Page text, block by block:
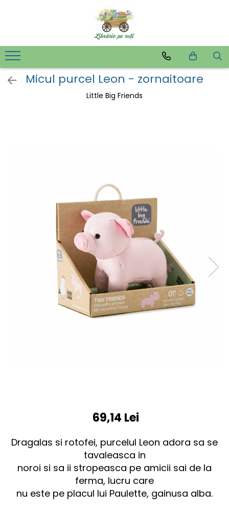
Micul purcel Leon - zornaitoare
Little Big Friends
69,14 Lei
Dragalas si rotofei, purcelul Leon adora sa se
tavaleasca in
noroi si sa ii stropeasca pe amicii sai de la
ferma, lucru care
nu este pe placul lui Paulette, gainusa alba.